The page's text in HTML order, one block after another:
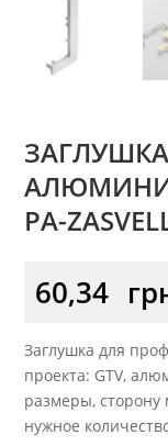
PA-
60,34
Заглушка для
проекта: GTV,
размеры, сторону
нужное